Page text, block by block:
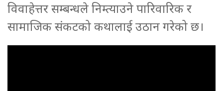
विवाहेत्तर सम्बन्धले निम्त्याउने पारिवारिक र
सामाजिक संकटको कथालाई उठान गरेको छ।